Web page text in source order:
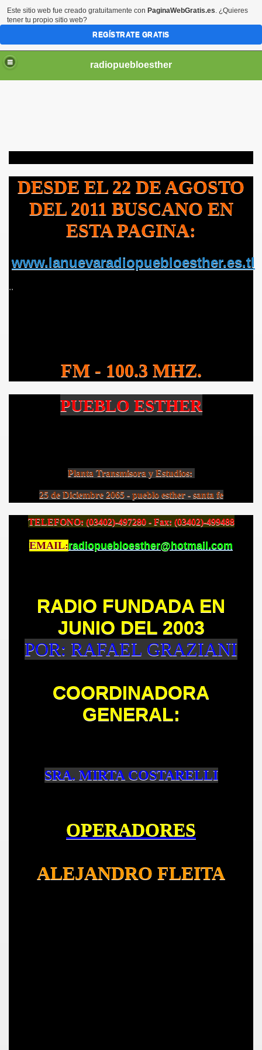
radiopuebloesther
DESDE EL 22 DE AGOSTO
DEL 2011 BUSCANO EN
ESTA PAGINA:
www.lanuevaradiopuebloesther.es.tl
..
FM - 100.3 MHZ.
PUEBLO ESTHER
Planta Transmisora y Estudios:
25 de Diciembre 2065 - pueblo esther - santa fe
TELEFONO: (03402)-497280 - Fax: (03402)-499488
EMAIL:radiopuebloesther@hotmail.com
RADIO FUNDADA EN
JUNIO DEL 2003
POR: RAFAEL GRAZIANI
COORDINADORA
GENERAL:
SRA. MIRTA COSTARELLI
OPERADORES
ALEJANDRO FLEITA
Este sitio web fue creado gratuitamente con PaginaWebGratis.es. ¿Quieres
tener tu propio sitio web?
REGÍSTRATE GRATIS